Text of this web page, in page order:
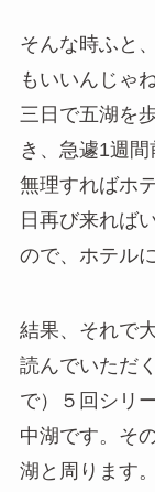
そんな時ふと
もいいんじゃ
三日で五湖を
き、急遽1週間
無理すればホ
日再び来れば
ので、ホテル
結果、それで
読んでいただ
で）５回シリ
中湖です。そ
湖と周ります